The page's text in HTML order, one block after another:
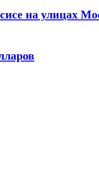
на улицах